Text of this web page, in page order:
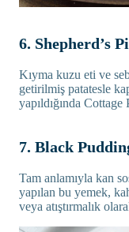
6. Shepherd’s
Kıyma kuzu eti ve
getirilmiş patatesle
yapıldığında
7. Black
Tam anlamıyla kan
yapılan bu yemek,
veya atıştırmalık